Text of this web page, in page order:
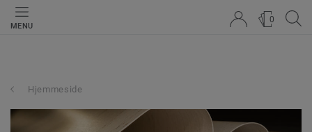
MENU
0
Hjemmeside